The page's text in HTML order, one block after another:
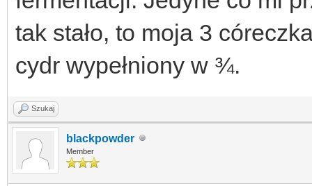
tak stało, to moja 3
cydr wypełniony w ¾.
Szukaj
blackpowder
Member